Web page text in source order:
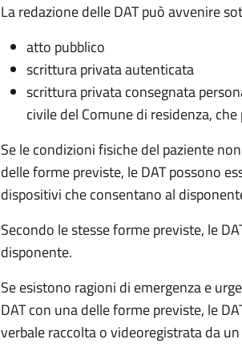
La redazione delle DAT può avvenire
atto pubblico
scrittura privata autenticata
scrittura privata consegnata
civile del Comune di residenza,
Se le condizioni fisiche del paziente
delle forme previste, le DAT possono
dispositivi che consentano al
Secondo le stesse forme previste, le
disponente.
Se esistono ragioni di emergenza e
DAT con una delle forme previste, le
verbale raccolta o videoregistrata da